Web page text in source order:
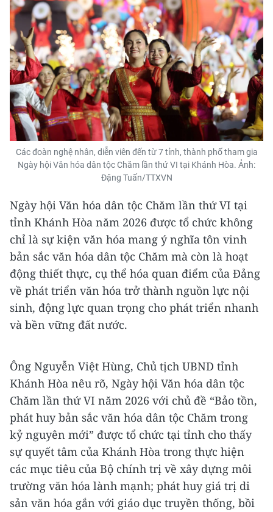
Các đoàn nghệ nhân, diễn viên đến từ 7 tỉnh, thành phố tham gia
Ngày hội Văn hóa dân tộc Chăm lần thứ VI tại Khánh Hòa. Ảnh:
Đặng Tuấn/TTXVN
Ngày hội Văn hóa dân tộc Chăm lần thứ VI tại
tỉnh Khánh Hòa năm 2026 được tổ chức không
chỉ là sự kiện văn hóa mang ý nghĩa tôn vinh
bản sắc văn hóa dân tộc Chăm mà còn là hoạt
động thiết thực, cụ thể hóa quan điểm của Đảng
về phát triển văn hóa trở thành nguồn lực nội
sinh, động lực quan trọng cho phát triển nhanh
và bền vững đất nước.
Ông Nguyễn Việt Hùng, Chủ tịch UBND tỉnh
Khánh Hòa nêu rõ, Ngày hội Văn hóa dân tộc
Chăm lần thứ VI năm 2026 với chủ đề “Bảo tồn,
phát huy bản sắc văn hóa dân tộc Chăm trong
kỷ nguyên mới” được tổ chức tại tỉnh cho thấy
sự quyết tâm của Khánh Hòa trong thực hiện
các mục tiêu của Bộ chính trị về xây dựng môi
trường văn hóa lành mạnh; phát huy giá trị di
sản văn hóa gắn với giáo dục truyền thống, bồi